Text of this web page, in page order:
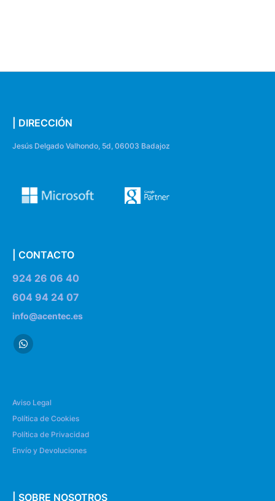
| DIRECCIÓN
Jesús Delgado Valhondo, 5d, 06003 Badajoz
| CONTACTO
924 26 06 40
604 94 24 07
info@acentec.es
Aviso Legal
Política de Cookies
Política de Privacidad
Envío y Devoluciones
| SOBRE NOSOTROS